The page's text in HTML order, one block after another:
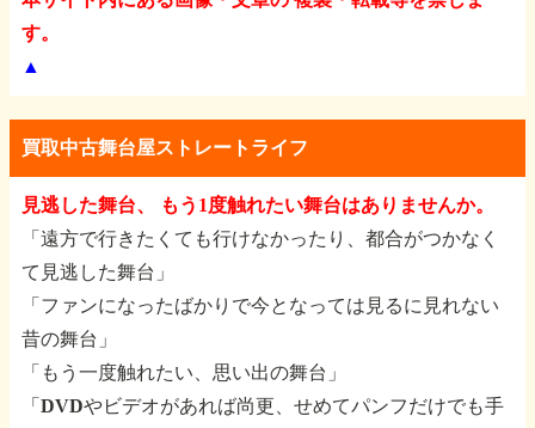
す。
▲
買取中古舞台屋ストレートライフ
見逃した舞台、 もう1度触れたい舞台はありませんか。
「遠方で行きたくても行けなかったり、都合がつかなく
て見逃した舞台」
「ファンになったばかりで今となっては見るに見れない
昔の舞台」
「もう一度触れたい、思い出の舞台」
「DVDやビデオがあれば尚更、せめてパンフだけでも手